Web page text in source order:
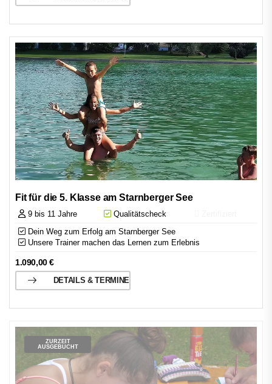
Fit für die 5. Klasse am Starnberger See
9 bis 11 Jahre Qualitätscheck
Dein Weg zum Erfolg am Starnberger See
Unsere Trainer machen das Lernen zum Erlebnis
1.090,00€
DETAILS & TERMINE
ZURZEIT
AUSGEBUCHT